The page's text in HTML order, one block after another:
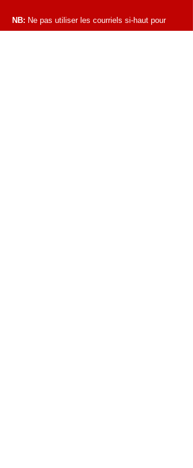
NB: Ne pas utiliser les courriels si-haut pour